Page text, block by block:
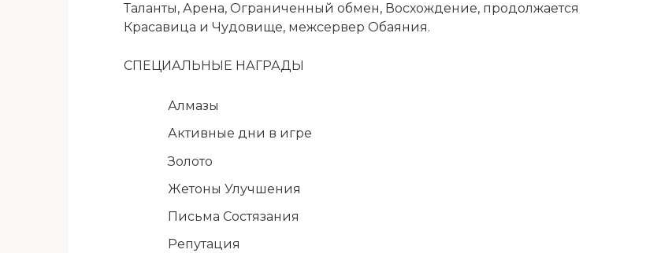
Таланты, Арена, Ограниченный обмен, Восхождение, продолжается
Красавица и Чудовище, межсервер Обаяния.
СПЕЦИАЛЬНЫЕ НАГРАДЫ
Алмазы
Активные дни в игре
Золото
Жетоны Улучшения
Письма Состязания
Репутация